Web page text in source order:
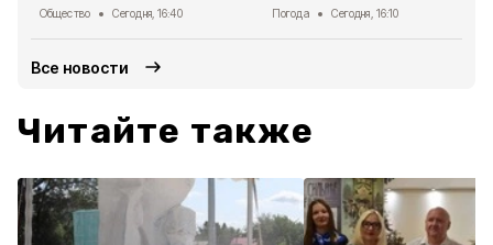
Общество Сегодня, 16:40 Погода Сегодня, 16:10
Все новости
Читайте также